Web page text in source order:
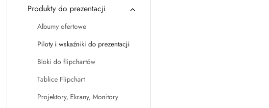
Produkty do prezentacji
Albumy ofertowe
Piloty i wskaźniki do prezentacji
Bloki do flipchartów
Tablice Flipchart
Projektory, Ekrany, Monitory